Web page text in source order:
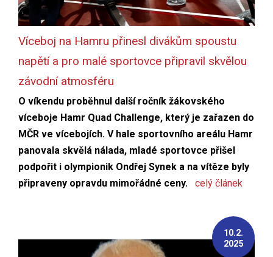
Víceboj na Hamru přinesl divákům spoustu
napětí a pro malé sportovce připravil skvělou
závodní atmosféru
O víkendu proběhnul další ročník žákovského
víceboje Hamr Quad Challenge, který je zařazen do
MČR ve vícebojích. V hale sportovního areálu Hamr
panovala skvělá nálada, mladé sportovce přišel
podpořit i olympionik Ondřej Synek a na vítěze byly
připraveny opravdu mimořádné ceny.
celý článek
10.2.
2025